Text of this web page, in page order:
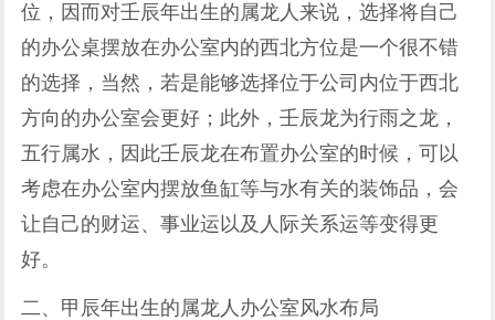
位，因而对壬辰年出生的属龙人来说，选择将自己
的办公桌摆放在办公室内的西北方位是一个很不错
的选择，当然，若是能够选择位于公司内位于西北
方向的办公室会更好；此外，壬辰龙为行雨之龙，
五行属水，因此壬辰龙在布置办公室的时候，可以
考虑在办公室内摆放鱼缸等与水有关的装饰品，会
让自己的财运、事业运以及人际关系运等变得更
好。
二、甲辰年出生的属龙人办公室风水布局